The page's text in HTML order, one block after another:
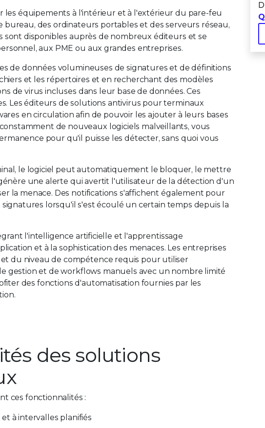
équipements à l'intérieur et à l'extérieur du pare-feu
des ordinateurs portables et des serveurs réseau,
sont disponibles auprès de nombreux éditeurs et se
aux PME ou aux grandes entreprises.
de données volumineuses de signatures et de définitions
et les répertoires et en recherchant des modèles
de virus incluses dans leur base de données. Ces
Les éditeurs de solutions antivirus pour terminaux
en circulation afin de pouvoir les ajouter à leurs bases
de nouveaux logiciels malveillants, vous
pour qu'il puisse les détecter, sans quoi vous
le logiciel peut automatiquement le bloquer, le mettre
une alerte qui avertit l'utilisateur de la détection d'un
la menace. Des notifications s'affichent également pour
lorsqu'il s'est écoulé un certain temps depuis la
l'intelligence artificielle et l'apprentissage
et à la sophistication des menaces. Les entreprises
du niveau de compétence requis pour utiliser
gestion et de workflows manuels avec un nombre limité
des fonctions d'automatisation fournies par les
des solutions
ces fonctionnalités :
à intervalles planifiés